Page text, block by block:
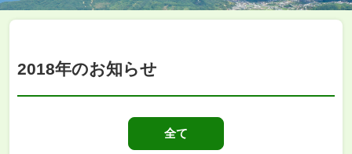
2018年のお知らせ
全て